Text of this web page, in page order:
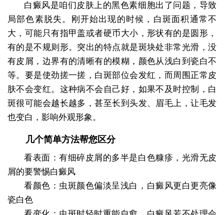
白癜风是咱们皮肤上的黑色素细胞出了问题，导致
局部色素脱失。刚开始出现的时候，白斑面积通常不
大，可能只有指甲盖或者硬币大小，形状有的是圆形，
有的是不规则形。突出的特点就是斑块处非常光滑，没
有皮屑，边界有的清晰有的模糊，颜色从浅白到瓷白不
等。要是使劲搓一搓，白斑部位会发红，而周围正常皮
肤不会变红。这种病不会自己好，如果不及时控制，白
斑很可能会越长越多，甚至长到头发、眉毛上，让毛发
也变白，影响外观形象。
几个简单方法帮您区分
看表面：有细碎皮屑的多半是白色糠疹，光滑无皮
屑的要警惕白癜风
看颜色：虫斑颜色偏淡呈浅白，白癜风更白更亮像
瓷白色